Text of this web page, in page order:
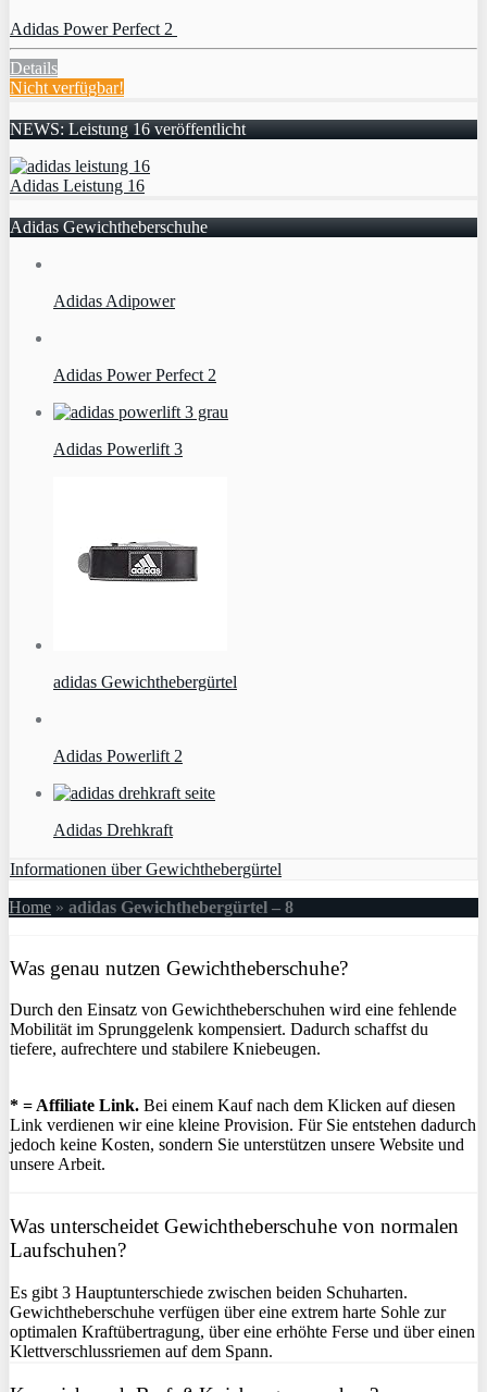
Adidas Power Perfect 2
Details
Nicht verfügbar!
NEWS: Leistung 16 veröffentlicht
Adidas Leistung 16
Adidas Gewichtheberschuhe
Adidas Adipower
Adidas Power Perfect 2
Adidas Powerlift 3
adidas Gewichthebergürtel
Adidas Powerlift 2
Adidas Drehkraft
Informationen über Gewichthebergürtel
Home » adidas Gewichthebergürtel – 8
Was genau nutzen Gewichtheberschuhe?
Durch den Einsatz von Gewichtheberschuhen wird eine fehlende
Mobilität im Sprunggelenk kompensiert. Dadurch schaffst du
tiefere, aufrechtere und stabilere Kniebeugen.
* = Affiliate Link. Bei einem Kauf nach dem Klicken auf diesen
Link verdienen wir eine kleine Provision. Für Sie entstehen dadurch
jedoch keine Kosten, sondern Sie unterstützen unsere Website und
unsere Arbeit.
Was unterscheidet Gewichtheberschuhe von normalen
Laufschuhen?
Es gibt 3 Hauptunterschiede zwischen beiden Schuharten.
Gewichtheberschuhe verfügen über eine extrem harte Sohle zur
optimalen Kraftübertragung, über eine erhöhte Ferse und über einen
Klettverschlussriemen auf dem Spann.